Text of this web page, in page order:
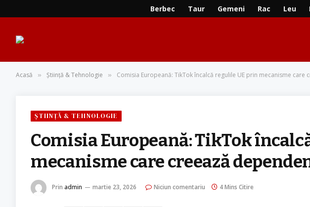
Berbec Taur Gemeni Rac Leu
Acasă » Știință & Tehnologie » Comisia Europeană: TikTok încalcă regulile UE prin mecanisme care
ȘTIINȚĂ & TEHNOLOGIE
Comisia Europeană: TikTok
mecanisme care creează
Prin admin martie 23, 2026 Niciun comentariu 4 Mins Citire